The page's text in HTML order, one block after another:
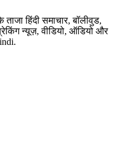
हिंदी समाचार, बॉलीवुड,
न्यूज़, वीडियो, ऑडियो और